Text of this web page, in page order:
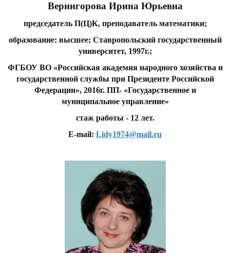
Вернигорова Ирина Юрьевна
председатель П(Ц)К, преподаватель математики;
образование: высшее; Ставропольский государственный
университет, 1997г.;
ФГБОУ ВО «Российская академия народного хозяйства и
государственной службы при Президенте Российской
Федерации», 2016г. ПП- «Государственное и
муниципальное управление»
стаж работы - 12 лет.
E-mail: Lidy1974@mail.ru